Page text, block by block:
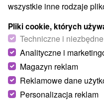
Region turystyczny
Stredné Slovensko,
wszystkie inne rodzaje
Pliki cookie, których
Techniczne i
Analityczne i
Magazyn reklam
Reklamowe dane
Personalizacja reklam